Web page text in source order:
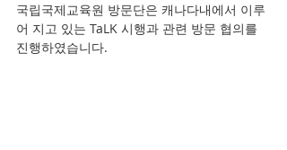
국립국제교육원 방문단은 캐나다내에서 이루
어 지고 있는 TaLK 시행과 관련 방문 협의를
진행하였습니다.